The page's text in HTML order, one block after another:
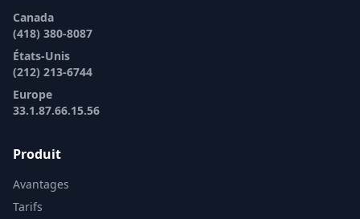
Canada
(418) 380-8087
États-Unis
(212) 213-6744
Europe
33.1.87.66.15.56
Produit
Avantages
Tarifs